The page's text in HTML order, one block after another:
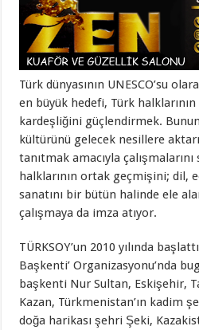
Türk dünyasının UNESCO’su
en büyük hedefi, Türk
kardeşliğini güçlendirmek.
kültürünü gelecek nesillere
tanıtmak amacıyla
halklarının ortak geçmişini; dil,
sanatını bir bütün halinde ele
çalışmaya da imza atıyor.
TÜRKSOY’un 2010 yılında
Başkenti’ Organizasyonu’nda
başkenti Nur Sultan, Eskişehir,
Kazan, Türkmenistan’ın kadim
doğa harikası şehri Şeki,